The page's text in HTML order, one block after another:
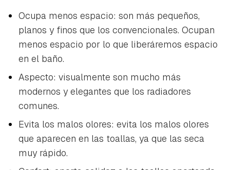
Ocupa menos espacio: son más pequeños,
planos y finos que los convencionales. Ocupan
menos espacio por lo que liberáremos espacio
en el baño.
Aspecto: visualmente son mucho más
modernos y elegantes que los radiadores
comunes.
Evita los malos olores: evita los malos olores
que aparecen en las toallas, ya que las seca
muy rápido.